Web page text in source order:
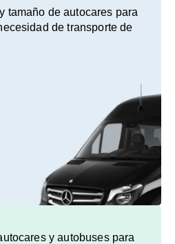
tamaño de autocares para
de transporte de
y autobuses para